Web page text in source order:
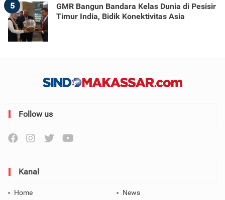
5
GMR Bangun Bandara Kelas Dunia di Pesisir
Timur India, Bidik Konektivitas Asia
Follow us
Kanal
Home News